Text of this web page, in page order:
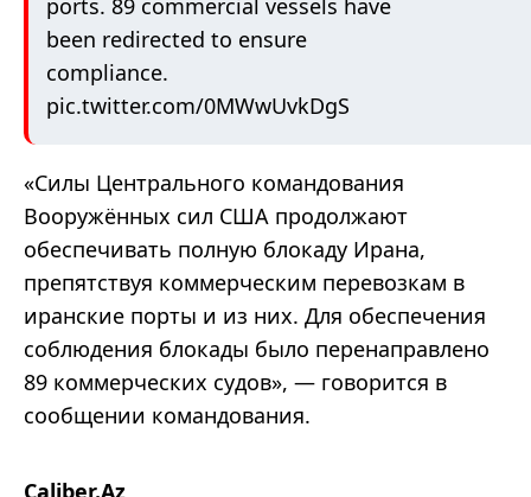
ports. 89 commercial vessels have
been redirected to ensure
compliance.
pic.twitter.com/0MWwUvkDgS
«Силы Центрального командования
Вооружённых сил США продолжают
обеспечивать полную блокаду Ирана,
препятствуя коммерческим перевозкам в
иранские порты и из них. Для обеспечения
соблюдения блокады было перенаправлено
89 коммерческих судов», — говорится в
сообщении командования.
Caliber.Az